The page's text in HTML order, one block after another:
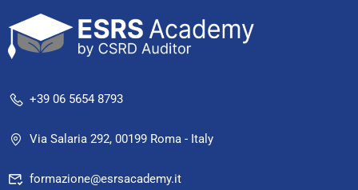
+39 06 5654 8793
Via Salaria 292, 00199 Roma - Italy
formazione@esrsacademy.it